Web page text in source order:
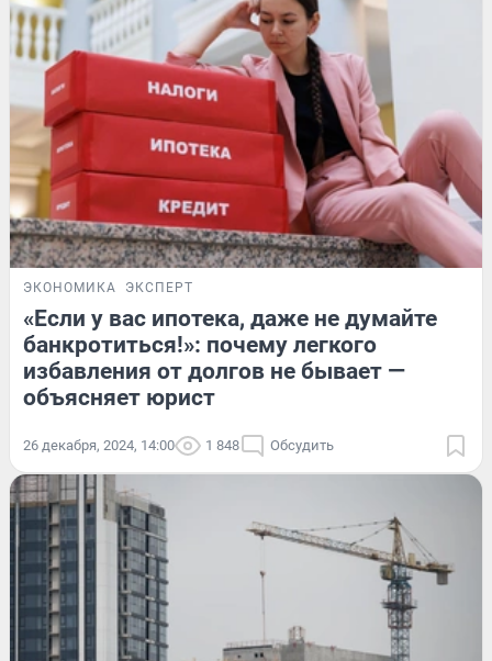
ЭКОНОМИКА ЭКСПЕРТ
«Если у вас ипотека, даже не думайте
банкротиться!»: почему легкого
избавления от долгов не бывает —
объясняет юрист
26 декабря, 2024, 14:00 1 848 Обсудить